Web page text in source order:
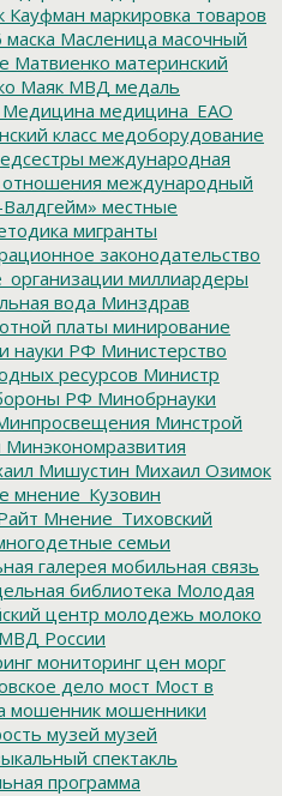
Кауфман маркировка товаров
маска Масленица масочный
Матвиенко материнский
Маяк МВД медаль
Медицина медицина_ЕАО
класс медоборудование
международная
международный
местные
мигранты
законодательство
миллиардеры
вода Минздрав
платы минирование
науки РФ Министерство
ресурсов Министр
РФ Минобрнауки
Минстрой
Минэкономразвития
Мишустин Михаил Озимок
мнение_Кузовин
Мнение_Тиховский
семьи
галерея мобильная связь
библиотека Молодая
центр молодежь молоко
России
мониторинг цен морг
дело мост Мост в
мошенник мошенники
музей музей
спектакль
программа